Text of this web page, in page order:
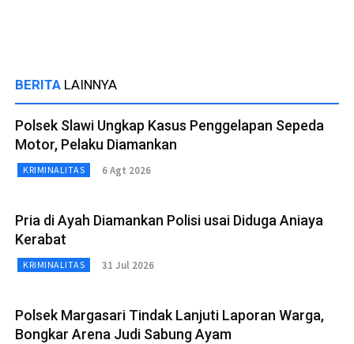
BERITA LAINNYA
Polsek Slawi Ungkap Kasus Penggelapan Sepeda
Motor, Pelaku Diamankan
KRIMINALITAS 6 Agt 2026
Pria di Ayah Diamankan Polisi usai Diduga Aniaya
Kerabat
KRIMINALITAS 31 Jul 2026
Polsek Margasari Tindak Lanjuti Laporan Warga,
Bongkar Arena Judi Sabung Ayam